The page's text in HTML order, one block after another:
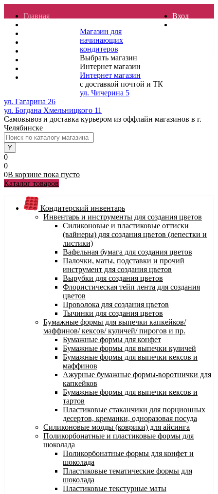
Главная
Вход
Магазин для
начинающих
кондитеров
Выбрать магазин
Интернет магазин
Интернет магазин
с доставкой почтой и ТК
ул. Чичерина 5
ул. Гагарина 26
ул. Богдана Хмельницкого 11
Самовывоз и доставка курьером из оффлайн магазинов в г.
Челябинске
0
0
0В корзине пока пусто
Каталог товаров
Кондитерский инвентарь
Инвентарь и инструменты для создания цветов
Силиконовые и пластиковые оттиски
(вайнеры) для создания цветов (лепестки и
листики)
Вафельная бумага для создания цветов
Палочки, маты, подставки и прочий
инструмент для создания цветов
Вырубки для создания цветов
Флористическая тейп лента для создания
цветов
Проволока для создания цветов
Тычинки для создания цветов
Бумажные формы для выпечки капкейков/
маффинов/ кексов/ куличей/ пирогов и пр.
Бумажные формы для конфет
Бумажные формы для выпечки куличей
Бумажные формы для выпечки кексов и
маффинов
Ажурные бумажные формы-воротнички для
капкейков
Бумажные формы для выпечки кексов и
тартов
Пластиковые стаканчики для порционных
десертов, креманки, одноразовая посуда
Силиконовые молды (коврики) для айсинга
Поликорбонатные и пластиковые формы для
шоколада
Поликорбонатные формы для конфет и
шоколада
Пластиковые тематические формы для
шоколада
Пластиковые текстурные маты